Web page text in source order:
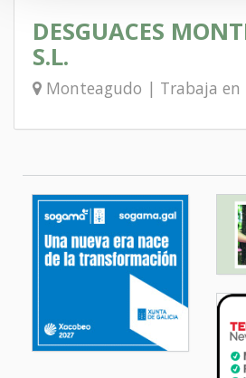
DESGUACES
S.L.
Monteagudo | Trabaja en